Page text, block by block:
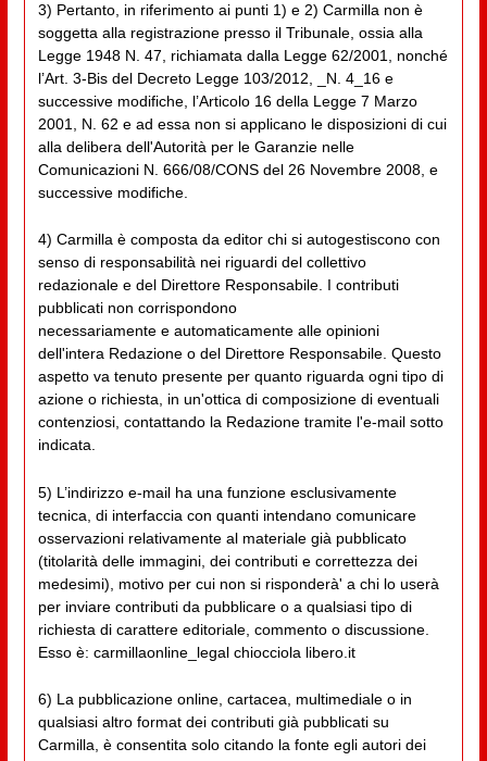
3) Pertanto, in riferimento ai punti 1) e 2) Carmilla non è
soggetta alla registrazione presso il Tribunale, ossia alla
Legge 1948 N. 47, richiamata dalla Legge 62/2001, nonché
l’Art. 3-Bis del Decreto Legge 103/2012, _N. 4_16 e
successive modifiche, l’Articolo 16 della Legge 7 Marzo
2001, N. 62 e ad essa non si applicano le disposizioni di cui
alla delibera dell'Autorità per le Garanzie nelle
Comunicazioni N. 666/08/CONS del 26 Novembre 2008, e
successive modifiche.
4) Carmilla è composta da editor chi si autogestiscono con
senso di responsabilità nei riguardi del collettivo
redazionale e del Direttore Responsabile. I contributi
pubblicati non corrispondono
necessariamente e automaticamente alle opinioni
dell'intera Redazione o del Direttore Responsabile. Questo
aspetto va tenuto presente per quanto riguarda ogni tipo di
azione o richiesta, in un'ottica di composizione di eventuali
contenziosi, contattando la Redazione tramite l'e-mail sotto
indicata.
5) L’indirizzo e-mail ha una funzione esclusivamente
tecnica, di interfaccia con quanti intendano comunicare
osservazioni relativamente al materiale già pubblicato
(titolarità delle immagini, dei contributi e correttezza dei
medesimi), motivo per cui non si risponderà' a chi lo userà
per inviare contributi da pubblicare o a qualsiasi tipo di
richiesta di carattere editoriale, commento o discussione.
Esso è: carmillaonline_legal chiocciola libero.it
6) La pubblicazione online, cartacea, multimediale o in
qualsiasi altro format dei contributi già pubblicati su
Carmilla, è consentita solo citando la fonte egli autori dei